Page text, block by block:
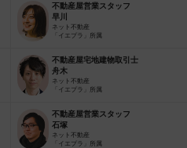
不動産屋営業スタッフ
早川
ネット不動産
「イエプラ」所属
不動産屋宅地建物取引士
舟木
ネット不動産
「イエプラ」所属
不動産屋営業スタッフ
石塚
ネット不動産
「イエプラ」所属